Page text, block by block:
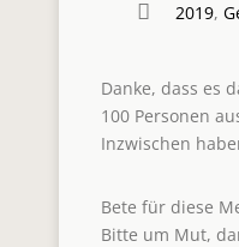
2019,
Danke, dass es
100 Personen
Inzwischen
Bete für diese
Bitte um Mut,